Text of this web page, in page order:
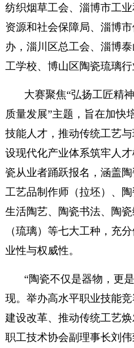
纺织烟草工会、淄博市工
资源和社会保障局、淄博
办，淄川区总工会、淄博
工学校、博山区陶瓷琉璃行
大赛聚焦“弘扬工匠精
质量发展”主题，旨在加快
技能人才，推动传统工艺
设现代化产业体系筑牢人
瓷从业者踊跃报名，涵盖
工艺品制作师（拉坯）、
生活陶艺、陶瓷书法、陶
（琉璃）等七大工种，充
业性与权威性。
“陶瓷不仅是器物，更
现。举办高水平职业技能
建设改革、推动传统工艺
职工技术协会副理事长刘伟